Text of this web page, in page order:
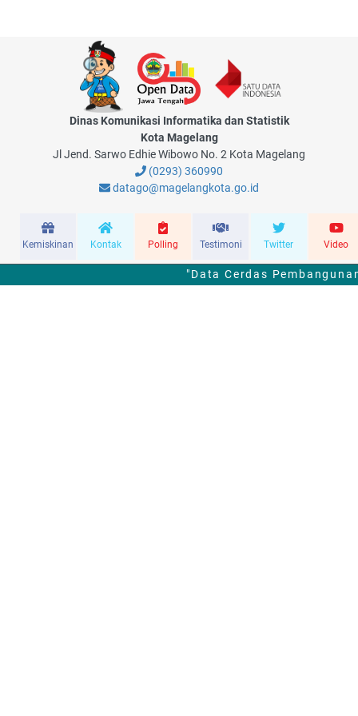
Dinas Komunikasi Informatika dan Statistik
Kota Magelang
Jl Jend. Sarwo Edhie Wibowo No. 2 Kota Magelang
(0293) 360990
datago@magelangkota.go.id
Kemiskinan Kontak Polling Testimoni Twitter Video
"Data Cerdas